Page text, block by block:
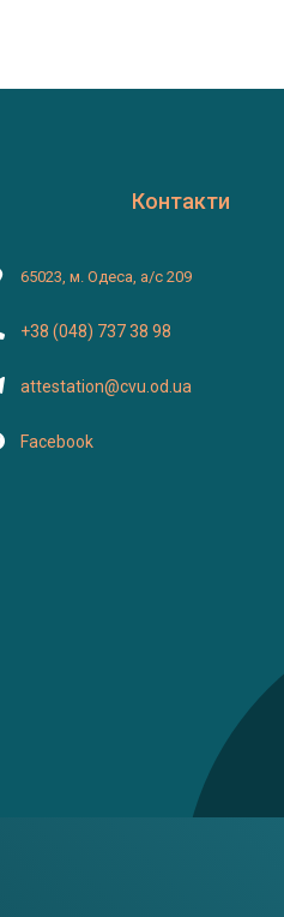
Контакти
65023, м. Одеса, а/с 209
+38 (048) 737 38 98
attestation@cvu.od.ua
Facebook